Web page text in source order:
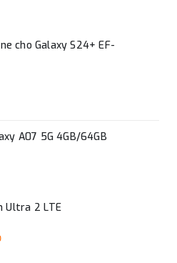
cho Galaxy S24+ EF-
A07 5G 4GB/64GB
Ultra 2 LTE